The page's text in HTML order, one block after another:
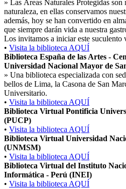
» Las Áreas Naturales Protegidas son
naturaleza, en ellas conservamos
además, hoy se han convertido en
que siempre darán vida a nuestra
Los invitamos a iniciar este suculento
• Visita la biblioteca AQUÍ
Biblioteca España de las Artes -
Universidad Nacional Mayor de
» Una biblioteca especializada con
bellos de Lima, la Casona de San
Universitario.
• Visita la biblioteca AQUÍ
Biblioteca Virtual Pontificia
(PUCP)
• Visita la biblioteca AQUÍ
Biblioteca Virtual Universidad
(UNMSM)
• Visita la biblioteca AQUÍ
Biblioteca Virtual del Instituto
Informática - Perú (INEI)
• Visita la biblioteca AQUÍ